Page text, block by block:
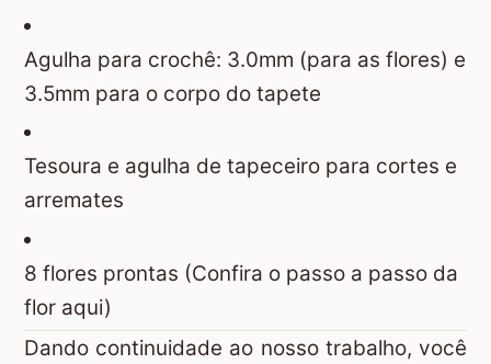
Agulha para crochê: 3.0mm (para as flores) e
3.5mm para o corpo do tapete
Tesoura e agulha de tapeceiro para cortes e
arremates
8 flores prontas (Confira o passo a passo da
flor aqui)
Dando continuidade ao nosso trabalho, você